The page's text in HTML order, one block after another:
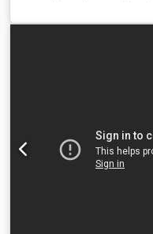
ασφαλτοτάπητα για
περιβάλλον. Chjdpfx